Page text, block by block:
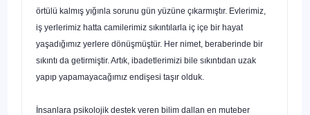
örtülü kalmış yığınla sorunu gün yüzüne çıkarmıştır. Evlerimiz,
iş yerlerimiz hatta camilerimiz sıkıntılarla iç içe bir hayat
yaşadığımız yerlere dönüşmüştür. Her nimet, beraberinde bir
sıkıntı da getirmiştir. Artık, ibadetlerimizi bile sıkıntıdan uzak
yapıp yapamayacağımız endişesi taşır olduk.
İnsanlara psikolojik destek veren bilim dallan en muteber